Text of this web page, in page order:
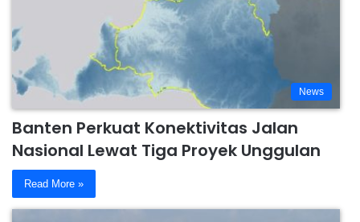
News
Banten Perkuat Konektivitas Jalan
Nasional Lewat Tiga Proyek Unggulan
Read More »